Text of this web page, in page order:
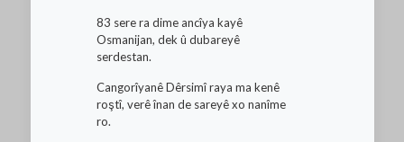
83 sere ra dime ancîya kayê
Osmanijan, dek û dubareyê
serdestan.
Cangorîyanê Dêrsimî raya ma kenê
roştî, verê înan de sareyê xo nanîme
ro.